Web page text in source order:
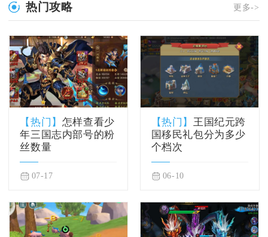
热门攻略 更多->
【热门】 怎样查看少
年三国志内部号的粉
丝数量
07-17
【热门】王国纪元跨
国移民礼包分为多少
个档次
06-10